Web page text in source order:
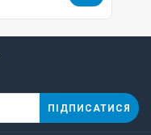
ПІДПИСАТИСЯ